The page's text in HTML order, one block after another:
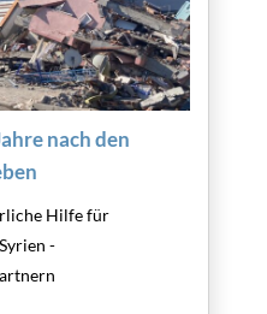
nach den
Hilfe für
-